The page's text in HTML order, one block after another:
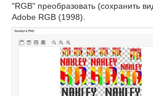
"RGB" преобразовать (сохранить
Adobe RGB (1998).